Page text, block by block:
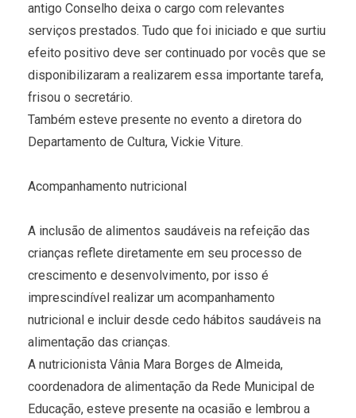
antigo Conselho deixa o cargo com relevantes
serviços prestados. Tudo que foi iniciado e que surtiu
efeito positivo deve ser continuado por vocês que se
disponibilizaram a realizarem essa importante tarefa,
frisou o secretário.
Também esteve presente no evento a diretora do
Departamento de Cultura, Vickie Viture.
Acompanhamento nutricional
A inclusão de alimentos saudáveis na refeição das
crianças reflete diretamente em seu processo de
crescimento e desenvolvimento, por isso é
imprescindível realizar um acompanhamento
nutricional e incluir desde cedo hábitos saudáveis na
alimentação das crianças.
A nutricionista Vânia Mara Borges de Almeida,
coordenadora de alimentação da Rede Municipal de
Educação, esteve presente na ocasião e lembrou a